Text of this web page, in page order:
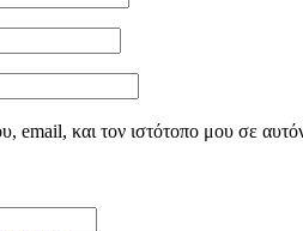
email, και τον ιστότοπο μου σε